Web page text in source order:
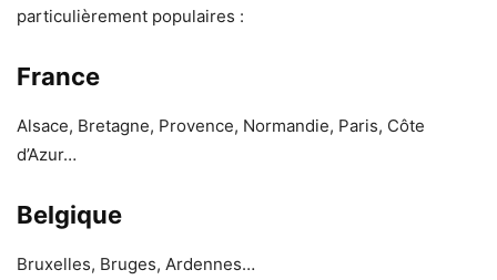
particulièrement populaires :
France
Alsace, Bretagne, Provence, Normandie, Paris, Côte
d’Azur…
Belgique
Bruxelles, Bruges, Ardennes…